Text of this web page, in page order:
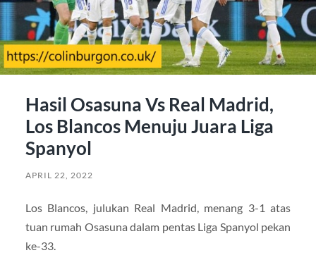
Hasil Osasuna Vs Real Madrid,
Los Blancos Menuju Juara Liga
Spanyol
APRIL 22, 2022
Los Blancos, julukan Real Madrid, menang 3-1 atas
tuan rumah Osasuna dalam pentas Liga Spanyol pekan
ke-33.